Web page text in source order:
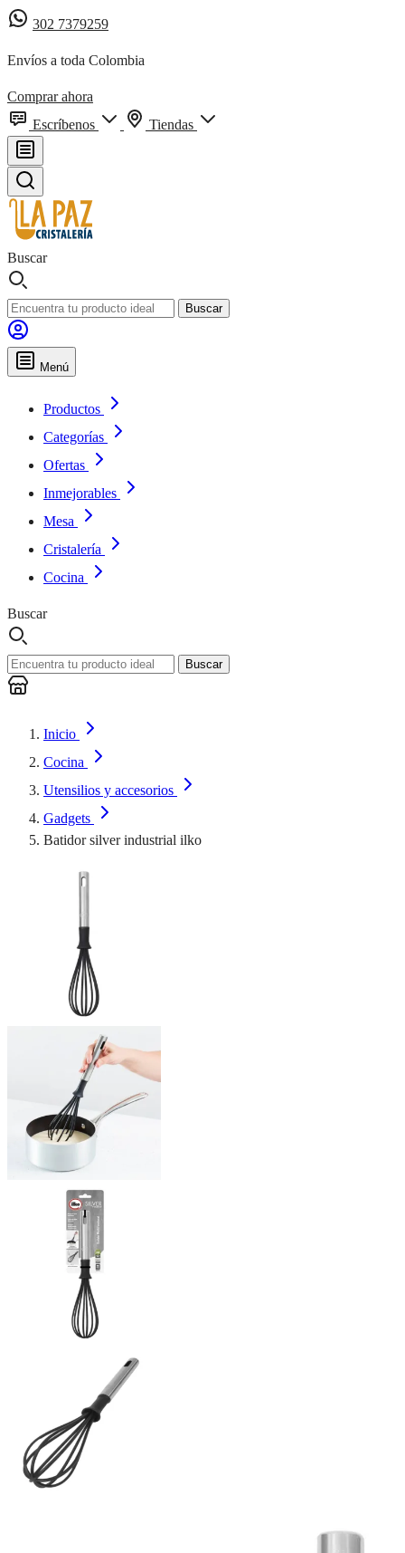
302 7379259
Envíos a toda Colombia
Comprar ahora
Escríbenos
Tiendas
Buscar
Buscar
Menú
Productos
Categorías
Ofertas
Inmejorables
Mesa
Cristalería
Cocina
Buscar
Buscar
Inicio
Cocina
Utensilios y accesorios
Gadgets
Batidor silver industrial ilko